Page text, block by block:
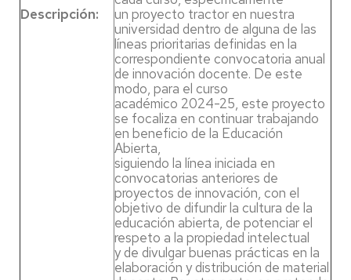
Descripción:
un proyecto tractor en nuestra
universidad dentro de alguna de las
líneas prioritarias definidas en la
correspondiente convocatoria anual
de innovación docente. De este
modo, para el curso
académico 2024-25, este proyecto
se focaliza en continuar trabajando
en beneficio de la Educación
Abierta,
siguiendo la línea iniciada en
convocatorias anteriores de
proyectos de innovación, con el
objetivo de difundir la cultura de la
educación abierta, de potenciar el
respeto a la propiedad intelectual
y de divulgar buenas prácticas en la
elaboración y distribución de material